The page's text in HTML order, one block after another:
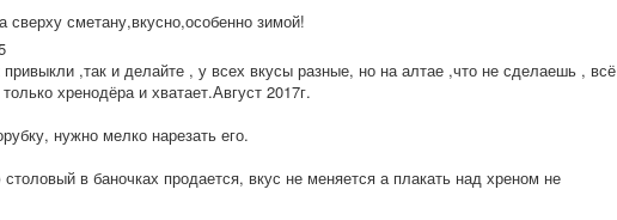
сверху сметану,вкусно,особенно зимой!
,так и делайте , у всех вкусы разные, но на алтае ,что не сделаешь , всё
хренодёра и хватает.Август 2017г.
нужно мелко нарезать его.
в баночках продается, вкус не меняется а плакать над хреном не